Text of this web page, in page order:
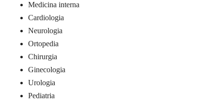
Medicina interna
Cardiologia
Neurologia
Ortopedia
Chirurgia
Ginecologia
Urologia
Pediatria